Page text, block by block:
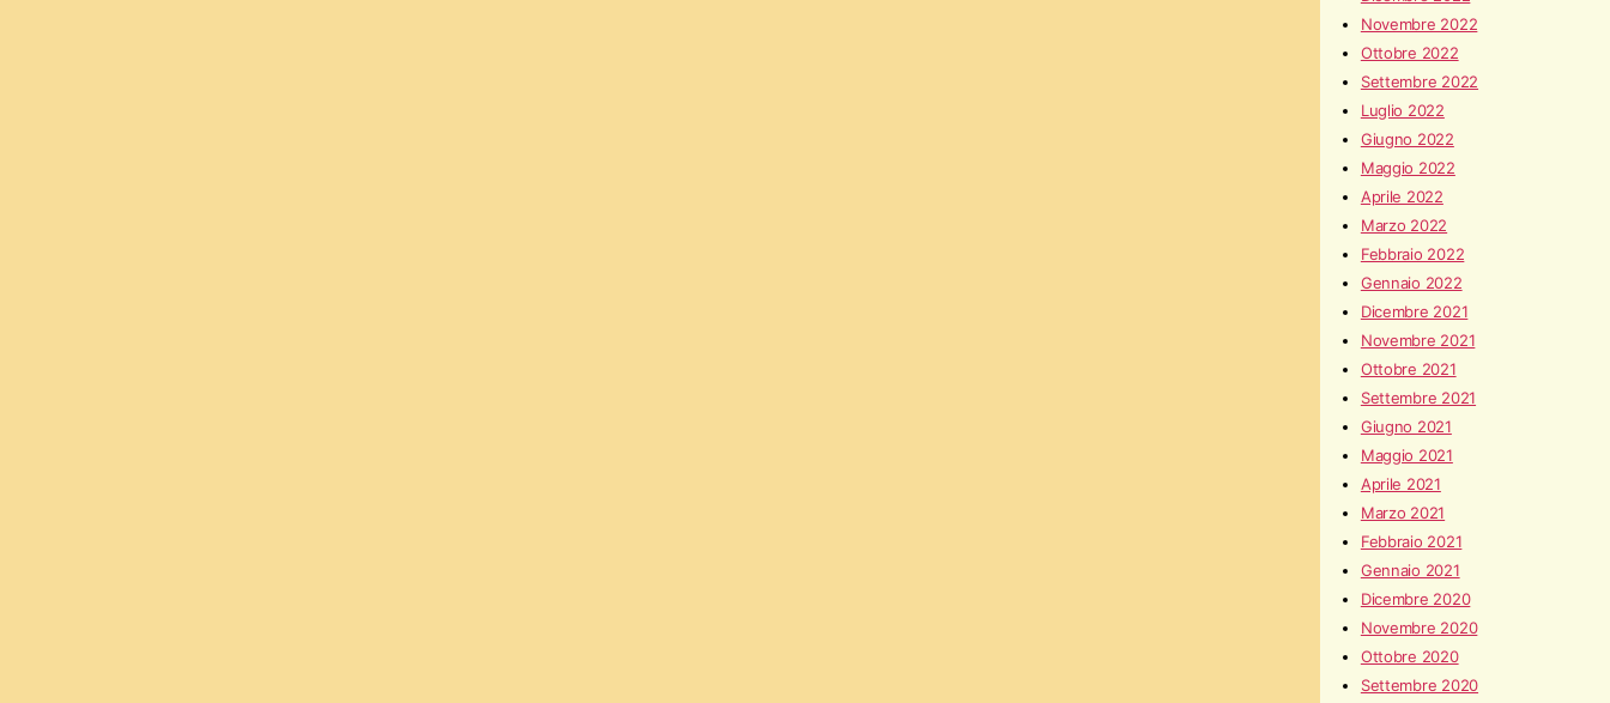
Novembre 2022
Ottobre 2022
Settembre 2022
Luglio 2022
Giugno 2022
Maggio 2022
Aprile 2022
Marzo 2022
Febbraio 2022
Gennaio 2022
Dicembre 2021
Novembre 2021
Ottobre 2021
Settembre 2021
Giugno 2021
Maggio 2021
Aprile 2021
Marzo 2021
Febbraio 2021
Gennaio 2021
Dicembre 2020
Novembre 2020
Ottobre 2020
Settembre 2020